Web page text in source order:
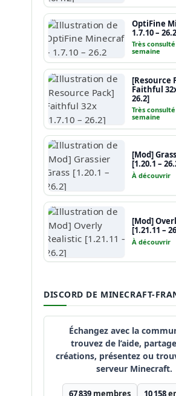
OptiFine
1.7.10 – 26.2
Très
semaine
[Resource
Faithful
26.2]
Très
semaine
[Mod]
[1.20.1 –
À découvrir
[Mod]
[1.21.11 –
À découvrir
DISCORD DE MINECRAFT-
Échangez avec la
trouvez de l’aide,
créations, présentez ou
serveur Minecraft.
67 839membres 10 158